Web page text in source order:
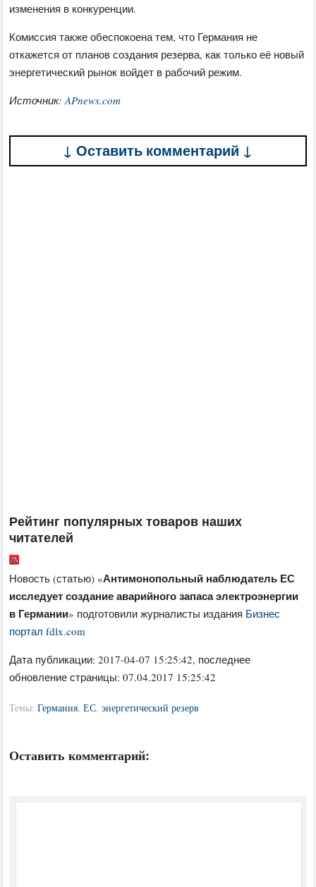
изменения в конкуренции.
Комиссия также обеспокоена тем, что Германия не
откажется от планов создания резерва, как только её новый
энергетический рынок войдет в рабочий режим.
Источник:APnews.com
↓ Оставить комментарий ↓
Рейтинг популярных товаров наших
читателей
Новость (статью) «Антимонопольный наблюдатель ЕС
исследует создание аварийного запаса электроэнергии
в Германии» подготовили журналисты издания Бизнес
портал fdlx.com
Дата публикации:2017-04-07 15:25:42, последнее
обновление страницы: 07.04.2017 15:25:42
Темы:Германия,ЕС,энергетический резерв
Оставить комментарий: